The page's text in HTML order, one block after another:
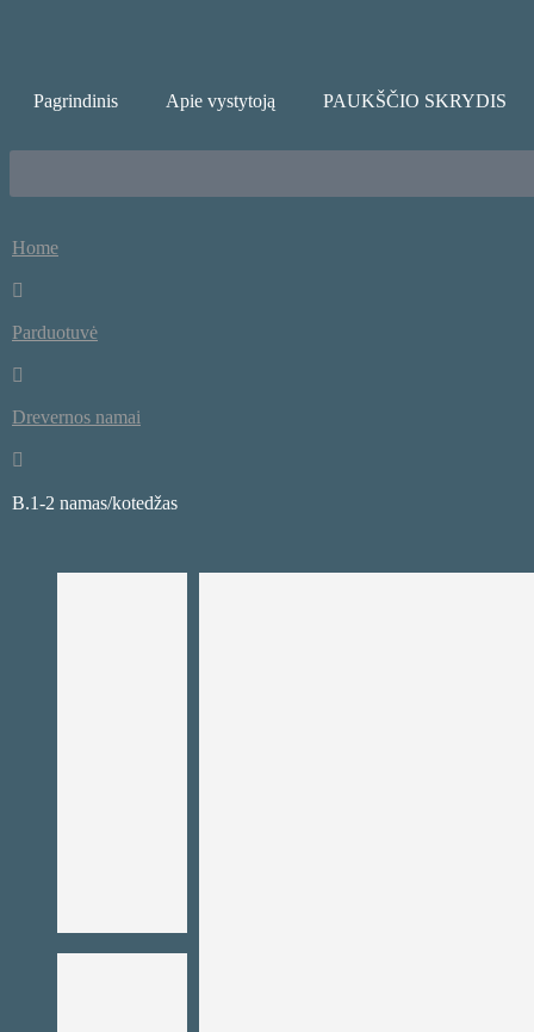
Pagrindinis Apie vystytoją PAUKŠČIO SKRYDIS
Home
Parduotuvė
Drevernos namai
B.1-2 namas/kotedžas